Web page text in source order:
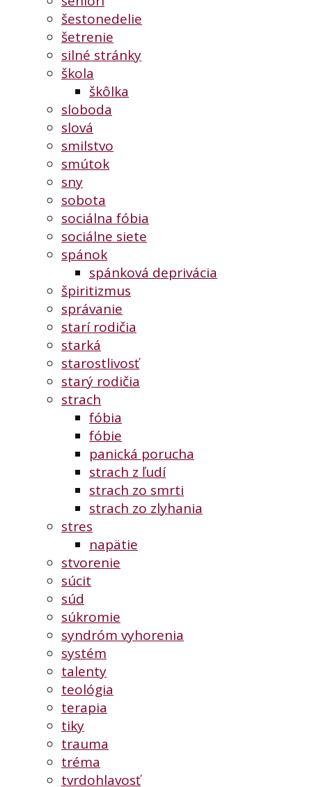
šestonedelie
šetrenie
silné stránky
škola
škôlka
sloboda
slová
smilstvo
smútok
sny
sobota
sociálna fóbia
sociálne siete
spánok
spánková deprivácia
špiritizmus
správanie
starí rodičia
starká
starostlivosť
starý rodičia
strach
fóbia
fóbie
panická porucha
strach z ľudí
strach zo smrti
strach zo zlyhania
stres
napätie
stvorenie
súcit
súd
súkromie
syndróm vyhorenia
systém
talenty
teológia
terapia
tiky
trauma
tréma
tvrdohlavosť